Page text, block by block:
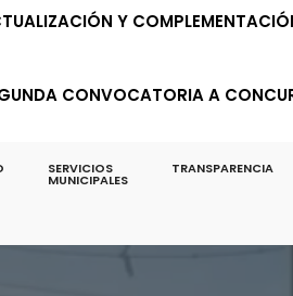
Y
CONVOCATORIA A
SERVICIOS
MUNICIPALES
TRANSPARENCIA